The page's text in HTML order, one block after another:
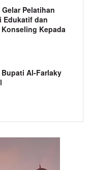
Pelatihan
Edukatif dan
Kepada
Al-Farlaky